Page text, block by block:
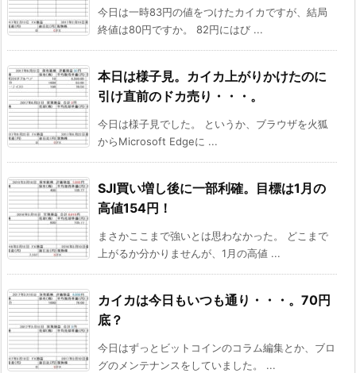
今日は一時83円の値をつけたカイカですが、結局
終値は80円ですか。 82円にはび ...
本日は様子見。カイカ上がりかけたのに
引け直前のドカ売り・・・。
今日は様子見でした。 というか、ブラウザを火狐
からMicrosoft Edgeに ...
SJI買い増し後に一部利確。目標は1月の
高値154円！
まさかここまで強いとは思わなかった。 どこまで
上がるか分かりませんが、1月の高値 ...
カイカは今日もいつも通り・・・。70円
底？
今日はずっとビットコインのコラム編集とか、ブロ
グのメンテナンスをしていました。 ...